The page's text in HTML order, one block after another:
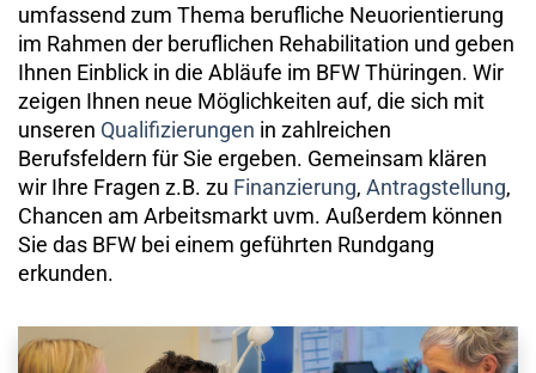
umfassend zum Thema berufliche Neuorientierung
im Rahmen der beruflichen Rehabilitation und geben
Ihnen Einblick in die Abläufe im BFW Thüringen. Wir
zeigen Ihnen neue Möglichkeiten auf, die sich mit
unseren Qualifizierungen in zahlreichen
Berufsfeldern für Sie ergeben. Gemeinsam klären
wir Ihre Fragen z.B. zu Finanzierung, Antragstellung,
Chancen am Arbeitsmarkt uvm. Außerdem können
Sie das BFW bei einem geführten Rundgang
erkunden.